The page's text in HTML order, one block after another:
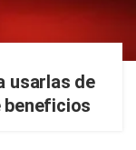
usarlas de
beneficios